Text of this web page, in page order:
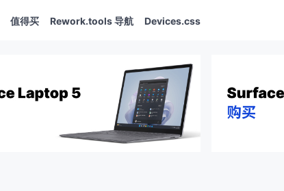
值得买 Rework.tools 导航 Devices.css